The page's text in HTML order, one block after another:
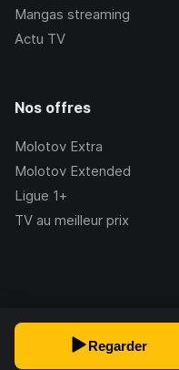
Regarder
Mangas streaming
Actu TV
Nos offres
Molotov Extra
Molotov Extended
Ligue 1+
TV au meilleur prix